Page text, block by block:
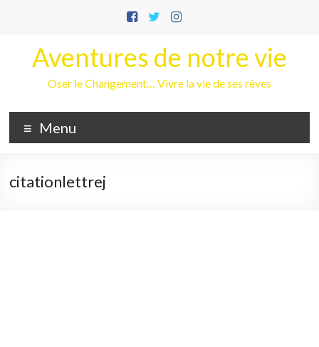
Aventures de notre vie
Oser le Changement… Vivre la vie de ses rêves
Menu
citationlettrej